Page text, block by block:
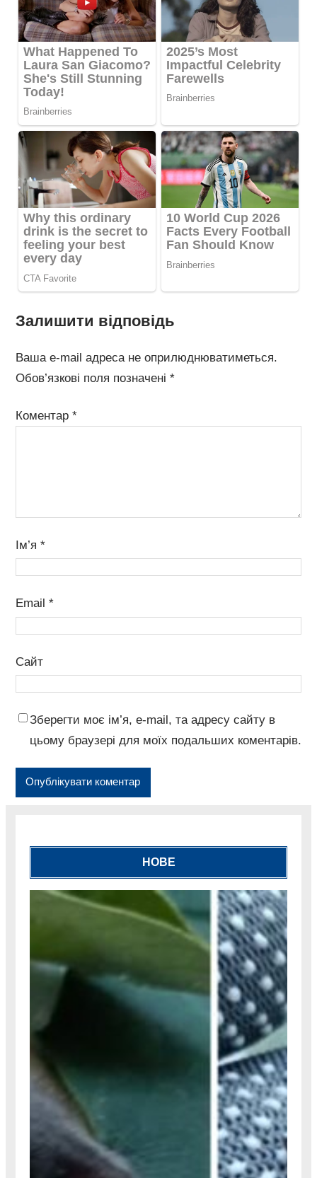
Залишити відповідь
Ваша e-mail адреса не оприлюднюватиметься.
Обов’язкові поля позначені *
Коментар *
Ім’я *
Email *
Сайт
Зберегти моє ім’я, e-mail, та адресу сайту в
цьому браузері для моїх подальших коментарів.
НОВЕ